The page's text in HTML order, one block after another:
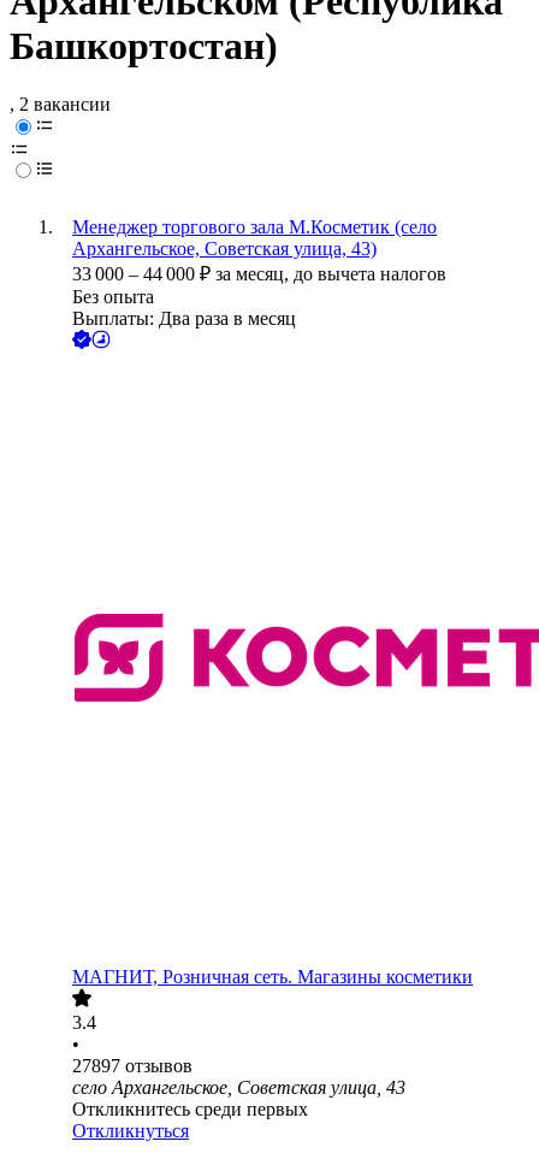
Башкортостан)
, 2 вакансии
Менеджер торгового зала М.Косметик (село
Архангельское, Советская улица, 43)
33 000 – 44 000 ₽ за месяц, до вычета налогов
Без опыта
Выплаты: Два раза в месяц
МАГНИТ, Розничная сеть. Магазины косметики
3.4
•
27897 отзывов
село Архангельское, Советская улица, 43
Откликнитесь среди первых
Откликнуться